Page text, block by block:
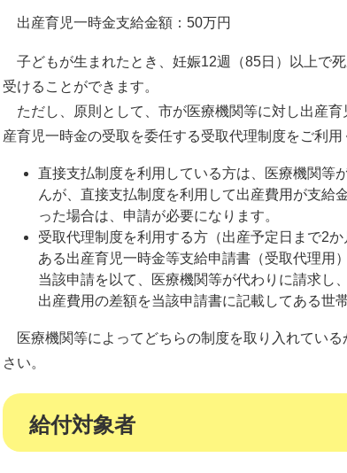
出産育児一時金支給金額：50万円
子どもが生まれたとき、妊娠12週（85日）以上で
受けることができます。
ただし、原則として、市が医療機関等に対し出産
産育児一時金の受取を委任する受取代理制度をご利用
直接支払制度を利用している方は、医療機関等
んが、直接支払制度を利用して出産費用が支給
った場合は、申請が必要になります。
受取代理制度を利用する方（出産予定日まで2
ある出産育児一時金等支給申請書（受取代理用
当該申請を以て、医療機関等が代わりに請求し
出産費用の差額を当該申請書に記載してある世
医療機関等によってどちらの制度を取り入れてい
さい。
給付対象者